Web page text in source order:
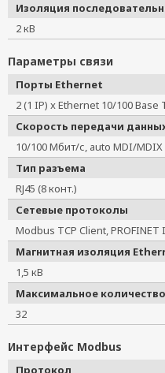
Изоляция
2 кВ
Параметры связи
Порты Ethernet
2 (1 IP) x Ethernet 10/100 Base
Скорость передачи
10/100 Мбит/с, auto MDI/MDIX
Тип разъема
RJ45 (8 конт.)
Сетевые протоколы
Modbus TCP Client, PROFINET
Магнитная изоляция
1,5 кВ
Максимальное
32
Интерфейс Modbus
Протокол